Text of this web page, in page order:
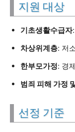
지원 대상
기초생활수급자
차상위계층: 저
한부모가정: 경
범죄 피해 가정
선정 기준